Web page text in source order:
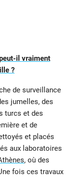
il vraiment
?
de surveillance
jumelles, des
turcs et des
et de
et placés
aux laboratoires
, où des
fois ces travaux